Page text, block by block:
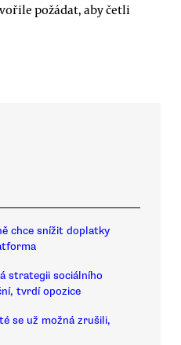
požádat, aby četli
chce snížit doplatky
strategii sociálního
tvrdí opozice
se už možná zrušili,